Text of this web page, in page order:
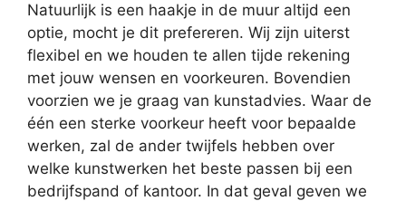
Natuurlijk is een haakje in de muur altijd een
optie, mocht je dit prefereren. Wij zijn uiterst
flexibel en we houden te allen tijde rekening
met jouw wensen en voorkeuren. Bovendien
voorzien we je graag van kunstadvies. Waar de
één een sterke voorkeur heeft voor bepaalde
werken, zal de ander twijfels hebben over
welke kunstwerken het beste passen bij een
bedrijfspand of kantoor. In dat geval geven we